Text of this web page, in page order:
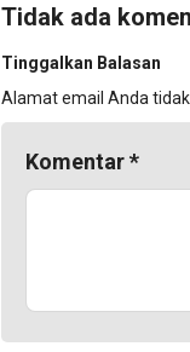
Tidak ada
Tinggalkan Balasan
Alamat email Anda
Komentar*